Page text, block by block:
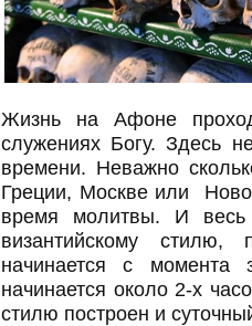
Жизнь на Афоне
служениях Богу. Здесь
времени. Неважно
Греции, Москве или
время молитвы. И весь
византийскому стилю,
начинается с момента
начинается около 2-х
стилю построен и